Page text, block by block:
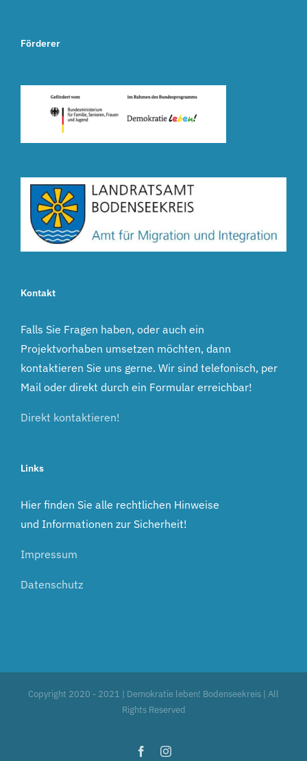
Förderer
Kontakt
Falls Sie Fragen haben, oder auch ein
Projektvorhaben umsetzen möchten, dann
kontaktieren Sie uns gerne. Wir sind telefonisch, per
Mail oder direkt durch ein Formular erreichbar!
Direkt kontaktieren!
Links
Hier finden Sie alle rechtlichen Hinweise
und Informationen zur Sicherheit!
Impressum
Datenschutz
Copyright 2020 - 2021 | Demokratie leben! Bodenseekreis | All
Rights Reserved
FacebookInstagram